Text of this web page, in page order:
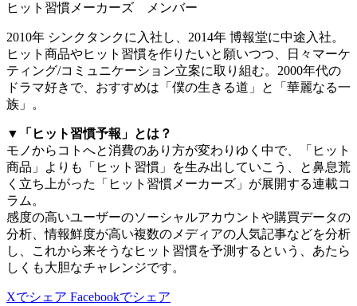
ヒット習慣メーカーズ メンバー
2010年 シンクタンクに入社し、2014年 博報堂に中途入社。
ヒット商品やヒット習慣を作りたいと願いつつ、日々マーケ
ティング/コミュニケーション立案に取り組む。2000年代の
ドラマ好きで、おすすめは「僕の生きる道」と「華麗なる一
族」。
▼「ヒット習慣予報」とは？
モノからコトへと消費のあり方が変わりゆく中で、「ヒット
商品」よりも「ヒット習慣」を生み出していこう、と鼻息荒
く立ち上がった「ヒット習慣メーカーズ」が展開する連載コ
ラム。
感度の高いユーザーのソーシャルアカウントや購買データの
分析、情報鮮度が高い複数のメディアの人気記事などを分析
し、これから来そうなヒット習慣を予測するという、あたら
しくも大胆なチャレンジです。
Xでシェア Facebookでシェア